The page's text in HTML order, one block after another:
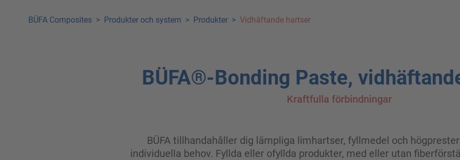
BÜFA Composites > Produkter och system > Produkter > Vidhäftande hartser
BÜFA®-Bonding Paste,
Kraftfulla förbindningar
BÜFA tillhandahåller dig lämpliga limhartser, fyllmedel och
individuella behov. Fyllda eller ofyllda produkter, med eller utan